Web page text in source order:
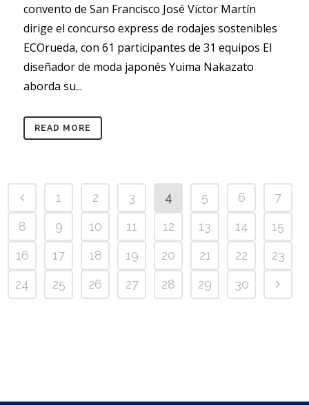
convento de San Francisco José Víctor Martín
dirige el concurso express de rodajes sostenibles
ECOrueda, con 61 participantes de 31 equipos El
diseñador de moda japonés Yuima Nakazato
aborda su...
READ MORE
1 2 3 4 5 6
7
8
9 10 11 12 13 14
15
16
17 18 19 20 21 22
23
24
25 26 27 28 29 30